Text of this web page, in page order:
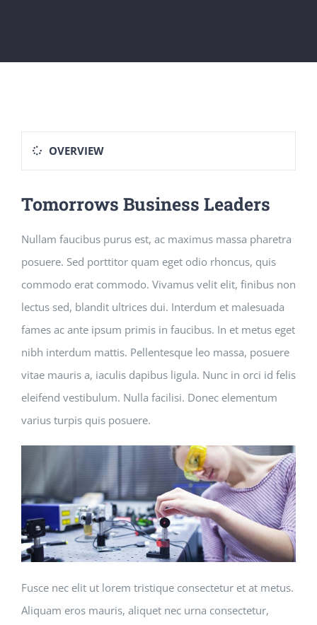
OVERVIEW
Tomorrows Business Leaders
Nullam faucibus purus est, ac maximus massa pharetra
posuere. Sed porttitor quam eget odio rhoncus, quis
commodo erat commodo. Vivamus velit elit, finibus non
lectus sed, blandit ultrices dui. Interdum et malesuada
fames ac ante ipsum primis in faucibus. In et metus eget
nibh interdum mattis. Pellentesque leo massa, posuere
vitae mauris a, iaculis dapibus ligula. Nunc in orci id felis
eleifend vestibulum. Nulla facilisi. Donec elementum
varius turpis quis posuere.
Fusce nec elit ut lorem tristique consectetur et at metus.
Aliquam eros mauris, aliquet nec urna consectetur,